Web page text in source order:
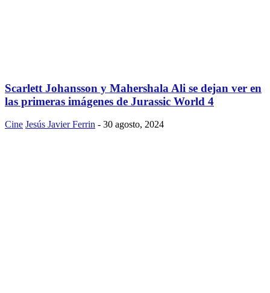
Scarlett Johansson y Mahershala Ali se dejan ver en
las primeras imágenes de Jurassic World 4
Cine Jesús Javier Ferrin - 30 agosto, 2024